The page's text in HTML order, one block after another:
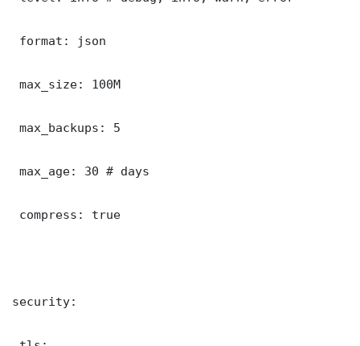
format: json
max_size: 100M
max_backups: 5
max_age: 30 # days
compress: true
security: